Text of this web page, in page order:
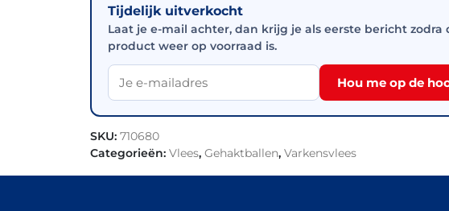
Tijdelijk uitverkocht
Laat je e-mail achter, dan krijg je als eerste bericht zodra
product weer op voorraad is.
Hou me op de
SKU: 710680
Categorieën: Vlees, Gehaktballen, Varkensvlees